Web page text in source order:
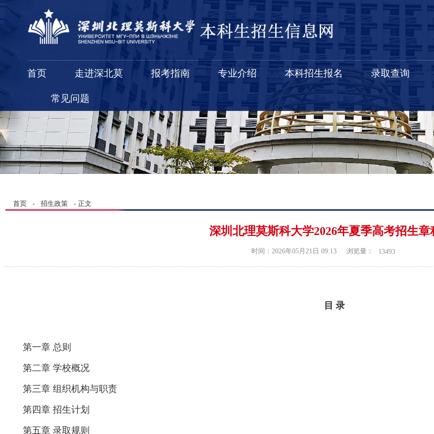
首页 走进深北莫 报考指南 专业介绍 本科招生报名 录取查询
常见问题
首页 - 招生政策 - 正文
深圳北理莫斯科大学2026年夏季高考招生章
时间：2026年05月21日 09:13 浏览量： 13493
目 录
第一章 总则
第二章 学校概况
第三章 组织机构与职责
第四章 招生计划
第五章 录取规则